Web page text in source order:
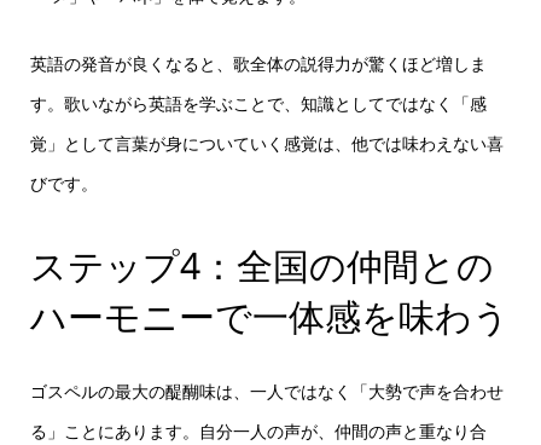
英語の発音が良くなると、歌全体の説得力が驚くほど増しま
す。歌いながら英語を学ぶことで、知識としてではなく「感
覚」として言葉が身についていく感覚は、他では味わえない喜
びです。
ステップ4：全国の仲間との
ハーモニーで一体感を味わう
ゴスペルの最大の醍醐味は、一人ではなく「大勢で声を合わせ
る」ことにあります。自分一人の声が、仲間の声と重なり合